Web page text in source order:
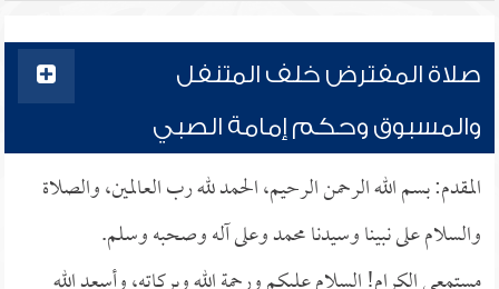
صلاة المفترض خلف المتنفل
والمسبوق وحكم إمامة الصبي
المقدم: بسم الله الرحمن الرحيم، الحمد لله رب العالمين، والصلاة
والسلام على نبينا وسيدنا محمد وعلى آله وصحبه وسلم.